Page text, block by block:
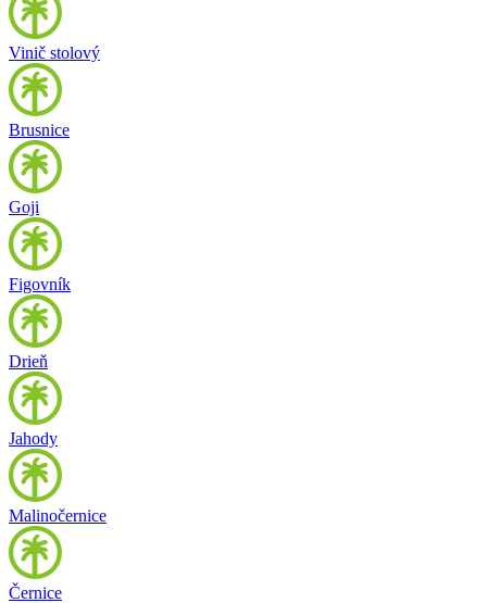
Vinič stolový
Brusnice
Goji
Figovník
Drieň
Jahody
Malinočernice
Černice